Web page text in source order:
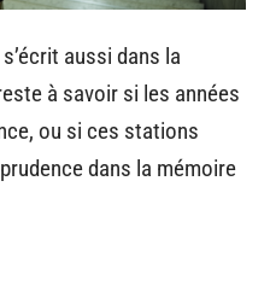
aussi dans la
à savoir si les années
ou si ces stations
dans la mémoire